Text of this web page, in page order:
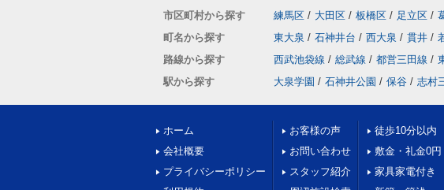
市区町村から探す 練馬区 / 大田区 / 板橋区 / 足立区 /
町名から探す
東大泉 / 石神井台 / 西大泉 / 貫井 /
路線から探す
西武池袋線 / 総武線 / 都営三田線 /
駅から探す
大泉学園 / 石神井公園 / 保谷 / 志村
ホーム
会社概要
プライバシーポリシー
お客様の声
お問い合わせ
スタッフ紹介
徒歩10分以内
敷金・礼金0円
家具家電付き